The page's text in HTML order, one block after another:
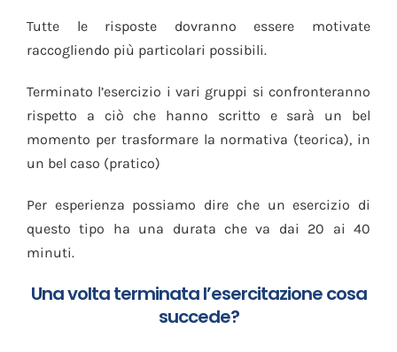
Tutte le risposte dovranno essere motivate
raccogliendo più particolari possibili.
Terminato l’esercizio i vari gruppi si confronteranno
rispetto a ciò che hanno scritto e sarà un bel
momento per trasformare la normativa (teorica), in
un bel caso (pratico)
Per esperienza possiamo dire che un esercizio di
questo tipo ha una durata che va dai 20 ai 40
minuti.
Una volta terminata l’esercitazione cosa
succede?